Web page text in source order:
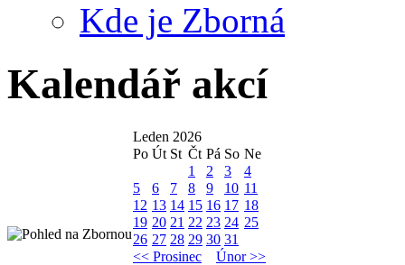
Kde je Zborná
Kalendář akcí
Leden 2026
Po Út St Čt Pá So Ne
1
2 3
4
5
6 7 8 9 10 11
12 13 14 15 16 17 18
19 20 21 22 23 24 25
26 27 28 29 30 31
<< Prosinec
Únor >>